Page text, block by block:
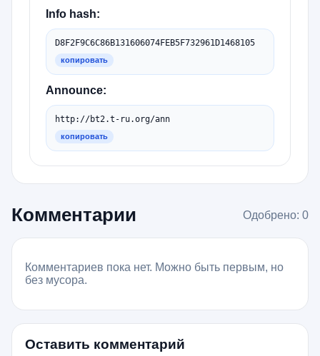
Info hash:
D8F2F9C6C86B131606074FEB5F732961D1468105
копировать
Announce:
http://bt2.t-ru.org/ann
копировать
Комментарии Одобрено: 0
Комментариев пока нет. Можно быть первым, но
без мусора.
Оставить комментарий